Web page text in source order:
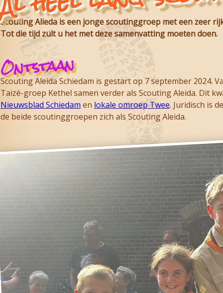
Scouting Alieda is een jonge scoutinggroep met een zeer
Tot die tijd zult u het met deze samenvatting moeten doen.
Ontstaan
Scouting Aleida Schiedam is gestart op 7 september 2024.
Taizé-groep Kethel samen verder als Scouting Aleida. Dit
Nieuwsblad Schiedam en lokale omroep Twee. Juridisch is
de beide scoutinggroepen zich als Scouting Aleida.